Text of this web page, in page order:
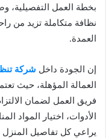
بخطة العمل التفصيلية،
نظافة متكاملة تزيد من
العمدة.
إن الجودة داخل شركة
العمالة المؤهلة، حيث
فريق العمل لضمان
الأدوات، اختيار المواد
يراعي كل تفاصيل المنزل